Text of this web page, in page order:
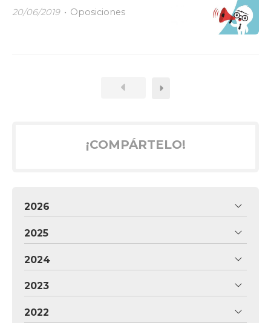
Guardia Civil junto a la
fecha de examen
20/06/2019 Oposiciones
¡COMPÁRTELO!
2026
2025
2024
2023
2022